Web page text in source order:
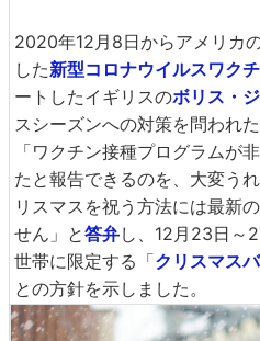
2020年12月8日からアメリカ
した新型コロナウイルスワク
ートしたイギリスのボリス・
スシーズンへの対策を問われ
「ワクチン接種プログラムが
たと報告できるのを、大変う
リスマスを祝う方法には最新
せん」と答弁し、12月23日～
世帯に限定する「クリスマス
との方針を示しました。